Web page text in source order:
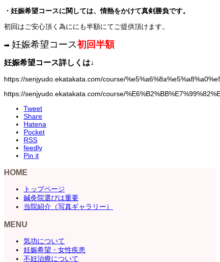
・妊娠希望コースに関しては、情熱をかけて真剣勝負です。
初回はご安心頂く為ににも半額にてご提供頂けます。
➡ 妊娠希望コース初回半額
妊娠希望コース詳しくは↓
https://senjyudo.ekatakata.com/course/
https://senjyudo.ekatakata.com/course/
Tweet
Share
Hatena
Pocket
RSS
feedly
Pin it
HOME
トップページ
鍼灸院選びは重要
当院紹介（写真ギャラリー）
MENU
気功について
妊娠希望・女性疾患
不妊治療について